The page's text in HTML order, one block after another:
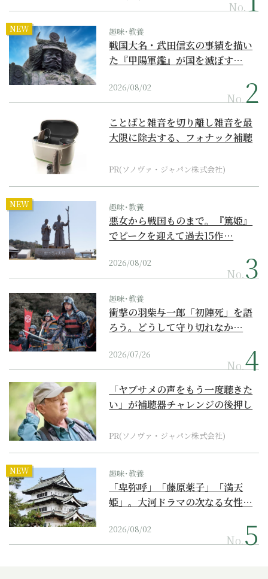
No.
NEW 趣味･教養
戦国大名・武田信玄の事績を描い
た『甲陽軍鑑』が国を滅ぼす…
2026/08/02
No.
ことばと雑音を切り離し雑音を最
大限に除去する、フォナック補聴
PR(ソノヴァ・ジャパン株式会社)
NEW 趣味･教養
悪女から戦国ものまで。『篤姫』
でピークを迎えて過去15作…
2026/08/02
No.
趣味･教養
衝撃の羽柴与一郎「初陣死」を語
ろう。どうして守り切れなか…
2026/07/26
No.
「ヤブサメの声をもう一度聴きた
い」が補聴器チャレンジの後押し
PR(ソノヴァ・ジャパン株式会社)
NEW 趣味･教養
「卑弥呼」「藤原薬子」「満天
姫」。大河ドラマの次なる女性…
2026/08/02
No.